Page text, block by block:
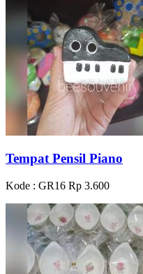
Tempat Pensil Piano
Kode : GR16 Rp 3.600